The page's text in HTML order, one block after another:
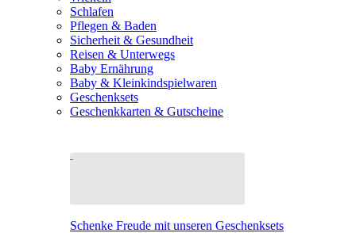
Schlafen
Pflegen & Baden
Sicherheit & Gesundheit
Reisen & Unterwegs
Baby Ernährung
Baby & Kleinkindspielwaren
Geschenksets
Geschenkkarten & Gutscheine
Schenke Freude mit unseren Geschenksets